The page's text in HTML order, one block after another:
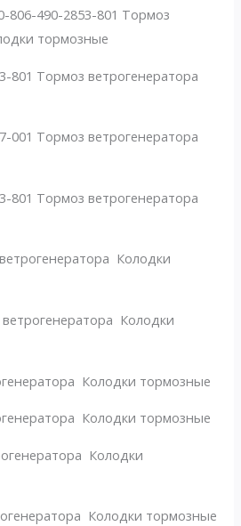
806-490-2853-801 Тормоз
тормозные
801 Тормоз ветрогенератора
001 Тормоз ветрогенератора
801 Тормоз ветрогенератора
Колодки
ветрогенератора Колодки
Колодки тормозные
Колодки тормозные
Колодки
Колодки тормозные